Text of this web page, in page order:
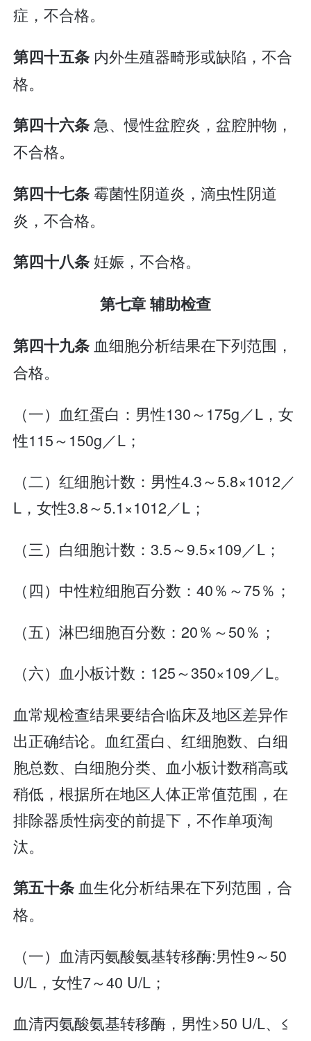
症，不合格。
第四十五条 内外生殖器畸形或缺陷，不合
格。
第四十六条急、慢性盆腔炎，盆腔肿物，
不合格。
第四十七条霉菌性阴道炎，滴虫性阴道
炎，不合格。
第四十八条妊娠，不合格。
第七章 辅助检查
第四十九条血细胞分析结果在下列范围，
合格。
（一）血红蛋白：男性130～175g／L，女
性115～150g／L；
（二）红细胞计数：男性4.3～5.8×1012／
L，女性3.8～5.1×1012／L；
（三）白细胞计数：3.5～9.5×109／L；
（四）中性粒细胞百分数：40％～75％；
（五）淋巴细胞百分数：20％～50％；
（六）血小板计数：125～350×109／L。
血常规检查结果要结合临床及地区差异作
出正确结论。血红蛋白、红细胞数、白细
胞总数、白细胞分类、血小板计数稍高或
稍低，根据所在地区人体正常值范围，在
排除器质性病变的前提下，不作单项淘
汰。
第五十条血生化分析结果在下列范围，合
格。
（一）血清丙氨酸氨基转移酶:男性9～50
U/L，女性7～40 U/L；
血清丙氨酸氨基转移酶，男性>50 U/L、≤